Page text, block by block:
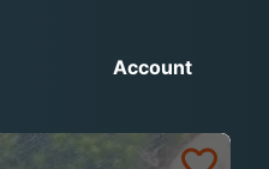
Account